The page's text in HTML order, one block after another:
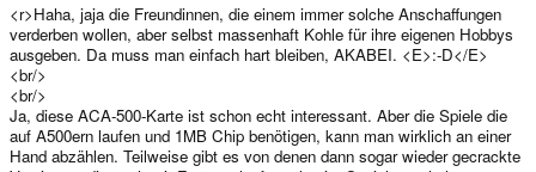
<r>Haha, jaja die Freundinnen, die einem immer solche Anschaffungen
verderben wollen, aber selbst massenhaft Kohle für ihre eigenen Hobbys
ausgeben. Da muss man einfach hart bleiben, AKABEI. <E>:-D</E>
<br/>
<br/>
Ja, diese ACA-500-Karte ist schon echt interessant. Aber die Spiele die
auf A500ern laufen und 1MB Chip benötigen, kann man wirklich an einer
Hand abzählen. Teilweise gibt es von denen dann sogar wieder gecrackte